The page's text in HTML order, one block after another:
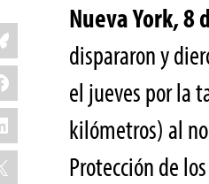
Nueva York, 8
dispararon y
el jueves por la
kilómetros) al
Protección de